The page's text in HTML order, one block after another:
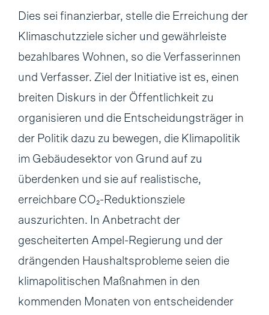
Dies sei finanzierbar, stelle die Erreichung der
Klimaschutzziele sicher und gewährleiste
bezahlbares Wohnen, so die Verfasserinnen
und Verfasser. Ziel der Initiative ist es, einen
breiten Diskurs in der Öffentlichkeit zu
organisieren und die Entscheidungsträger in
der Politik dazu zu bewegen, die Klimapolitik
im Gebäudesektor von Grund auf zu
überdenken und sie auf realistische,
erreichbare CO₂-Reduktionsziele
auszurichten. In Anbetracht der
gescheiterten Ampel-Regierung und der
drängenden Haushaltsprobleme seien die
klimapolitischen Maßnahmen in den
kommenden Monaten von entscheidender